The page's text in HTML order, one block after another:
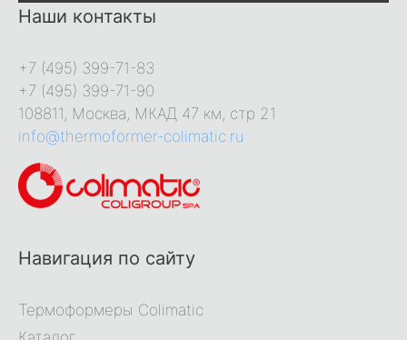
Наши контакты
+7 (495) 399-71-83
+7 (495) 399-71-90
108811, Москва, МКАД 47 км, стр 21
info@thermoformer-colimatic.ru
Навигация по сайту
Термоформеры Colimatic